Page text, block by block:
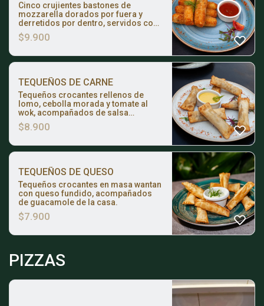
Cinco crujientes bastones de
mozzarella dorados por fuera y
derretidos por dentro, servidos con
nuestra salsa pomodoro artesanal
de la casa.
$9.900
TEQUEÑOS DE CARNE
Tequeños crocantes rellenos de
lomo, cebolla morada y tomate al
wok, acompañados de salsa
huancaína.
$8.900
TEQUEÑOS DE QUESO
Tequeños crocantes en masa wantan
con queso fundido, acompañados
de guacamole de la casa.
$7.900
PIZZAS